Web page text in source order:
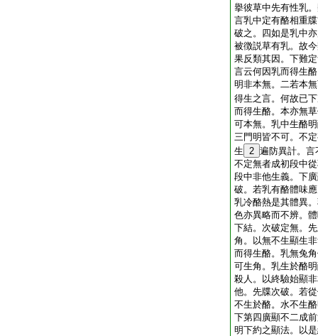
擧彼草中先有性乳
言乳中定有酪相重
破之。四如是乳中
被徴説草有乳。故
果反類其因。下難
言云何因乳而得生
明非本無。二若本
得生之言。何故已
而得生酪。本亦無
可本無。乳中生酪
三門明皆不可。不
生 2 遍防異計。言
不定無者成初段中
段中非他生義。下
破。若乳有酪體味
乳冷酪熱是其體異
色亦異略而不辨。
下結。次破定無。
角。以無不生顯生
而得生酪。乳無兔
可生角。乳生於酪
殺人。以終驗始顯
他。先牒次破。若
不生於酪。水不生
下第四廣顯不二成
明下約之顯法。以